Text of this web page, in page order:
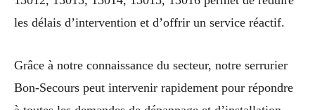
les délais d’intervention et d’offrir un service réactif.
Grâce à notre connaissance du secteur, notre serrurier
Bon-Secours peut intervenir rapidement pour répondre